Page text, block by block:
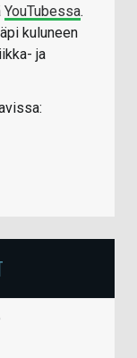
YouTubessa.
kuluneen
ja